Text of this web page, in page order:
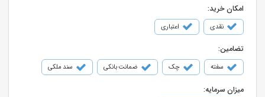
امکان خرید:
نقدی اعتباری
تضامین:
سفته چک ضمانت بانکی سند ملکی
میزان سرمایه: